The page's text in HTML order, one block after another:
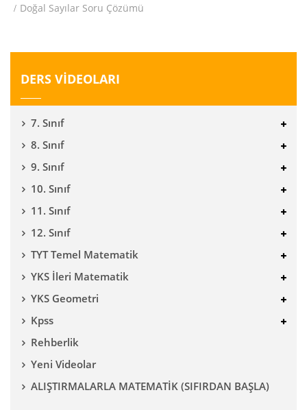
Doğal Sayılar Soru Çözümü
DERS VİDEOLARI
7. Sınıf
8. Sınıf
9. Sınıf
10. Sınıf
11. Sınıf
12. Sınıf
TYT Temel Matematik
YKS İleri Matematik
YKS Geometri
Kpss
Rehberlik
Yeni Videolar
ALIŞTIRMALARLA MATEMATİK (SIFIRDAN BAŞLA)